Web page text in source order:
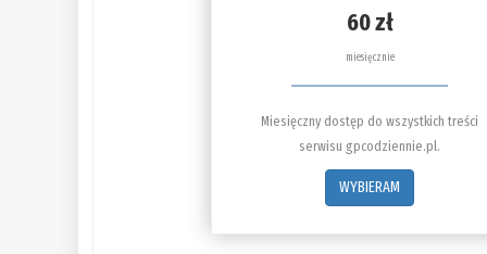
60 zł
miesięcznie
Miesięczny dostęp do wszystkich treści
serwisu gpcodziennie.pl.
WYBIERAM